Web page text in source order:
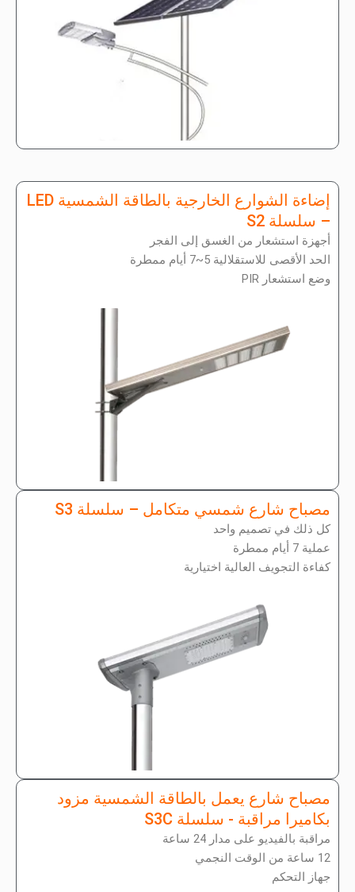
إضاءة الشوارع الخارجية بالطاقة الشمسية LED
– سلسلة S2
أجهزة استشعار من الغسق إلى الفجر
الحد الأقصى للاستقلالية 5~7 أيام ممطرة
وضع استشعار PIR
مصباح شارع شمسي متكامل – سلسلة S3
كل ذلك في تصميم واحد
عملية 7 أيام ممطرة
كفاءة التجويف العالية اختيارية
مصباح شارع يعمل بالطاقة الشمسية مزود
بكاميرا مراقبة - سلسلة S3C
مراقبة بالفيديو على مدار 24 ساعة
12 ساعة من الوقت النجمي
جهاز التحكم